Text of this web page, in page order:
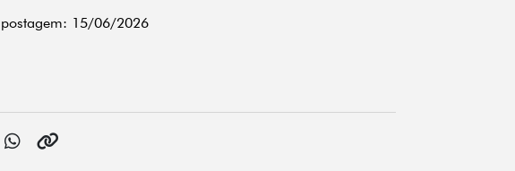
15/06/2026